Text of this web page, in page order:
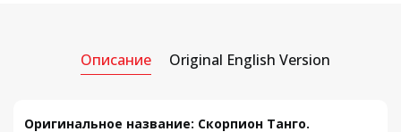
Описание Original English Version
Оригинальное название: Скорпион Танго.